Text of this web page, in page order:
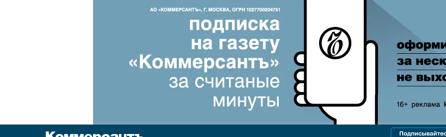
Реклама в «Ъ» www.kommersant.ru/ad